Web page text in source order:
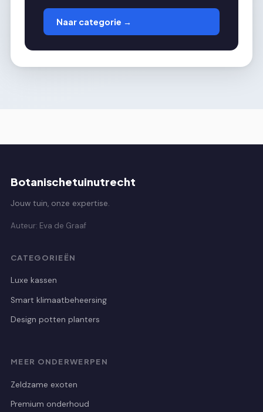
Naar categorie →
Botanischetuinutrecht
Jouw tuin, onze expertise.
Auteur: Eva de Graaf
CATEGORIEËN
Luxe kassen
Smart klimaatbeheersing
Design potten planters
MEER ONDERWERPEN
Zeldzame exoten
Premium onderhoud